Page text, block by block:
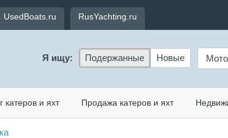
UsedBoats.ru RusYachting.ru
Я ищу: Подержанные Новые
катеров и яхт Продажа катеров и яхт